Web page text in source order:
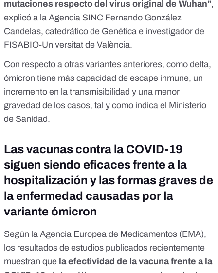
mutaciones respecto del virus original de Wuhan",
explicó a la Agencia SINC Fernando González
Candelas, catedrático de Genética e investigador de
FISABIO-Universitat de València.
Con respecto a otras variantes anteriores, como delta,
ómicron tiene más capacidad de escape inmune, un
incremento en la transmisibilidad y una menor
gravedad de los casos, tal y como indica el Ministerio
de Sanidad.
Las vacunas contra la COVID-19
siguen siendo eficaces frente a la
hospitalización y las formas graves de
la enfermedad causadas por la
variante ómicron
Según la Agencia Europea de Medicamentos (EMA),
los resultados de estudios publicados recientemente
muestran que la efectividad de la vacuna frente a la